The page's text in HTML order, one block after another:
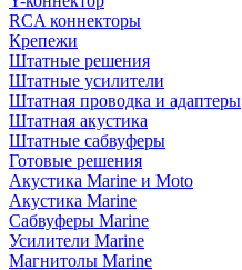
RCA коннекторы
Крепежи
Штатные решения
Штатные усилители
Штатная проводка и адаптеры
Штатная акустика
Штатные сабвуферы
Готовые решения
Акустика Marine и Moto
Акустика Marine
Сабвуферы Marine
Усилители Marine
Магнитолы Marine